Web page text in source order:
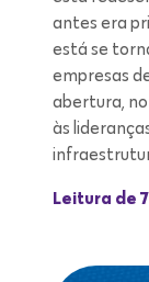
antes era
está se
empresas
abertura,
às
Leitura de